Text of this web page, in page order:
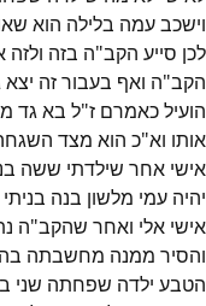
וישכב עמה בלילה הוא
לכן סייע הקב"ה בזה
הקב"ה ואף בעבור זה
הועיל כאמרם ז"ל בא
אותו וא"כ הוא מצד
אישי אחר שילדתי ששה
יהיה עמי מלשון בנה
אישי אלי ואחר שהקב"ה
והסיר ממנה מחשבתה
הטבע ילדה שפחתה שני